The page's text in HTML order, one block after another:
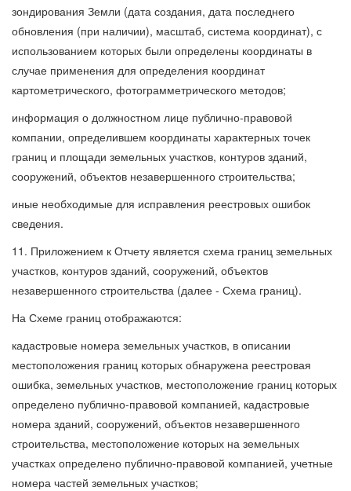
зондирования Земли (дата создания, дата последнего
обновления (при наличии), масштаб, система координат), с
использованием которых были определены координаты в
случае применения для определения координат
картометрического, фотограмметрического методов;
информация о должностном лице публично-правовой
компании, определившем координаты характерных точек
границ и площади земельных участков, контуров зданий,
сооружений, объектов незавершенного строительства;
иные необходимые для исправления реестровых ошибок
сведения.
11. Приложением к Отчету является схема границ земельных
участков, контуров зданий, сооружений, объектов
незавершенного строительства (далее - Схема границ).
На Схеме границ отображаются:
кадастровые номера земельных участков, в описании
местоположения границ которых обнаружена реестровая
ошибка, земельных участков, местоположение границ которых
определено публично-правовой компанией, кадастровые
номера зданий, сооружений, объектов незавершенного
строительства, местоположение которых на земельных
участках определено публично-правовой компанией, учетные
номера частей земельных участков;